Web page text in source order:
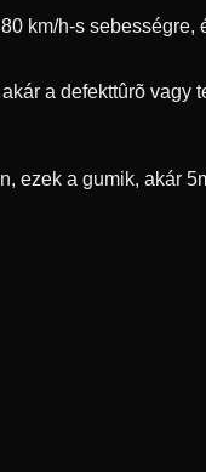
km/h-s sebességre,
a defekttûrõ vagy
ezek a gumik, akár